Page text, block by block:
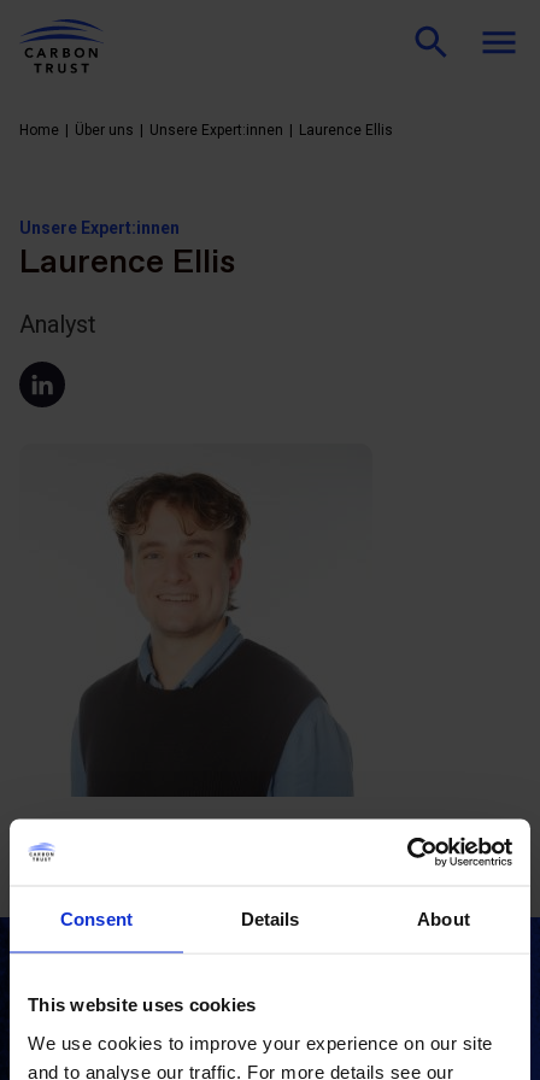
Consent Details About
This website uses cookies
We use cookies to improve your experience on our site
and to analyse our traffic. For more details see our
Home Über uns Unsere Expert:innen Laurence Ellis
Unsere Expert:innen
Laurence Ellis
Analyst
Bleiben Sie auf dem
neusten Stand